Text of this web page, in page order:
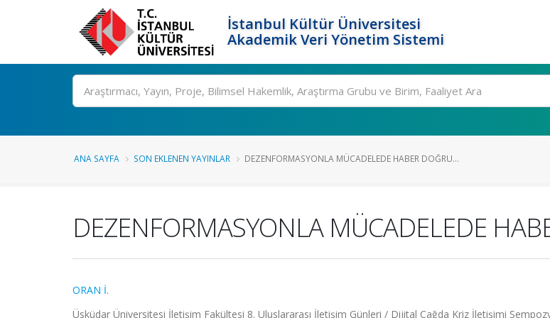
İstanbul Kültür Üniversitesi
Akademik Veri Yönetim Sistemi
Ara
ANA SAYFA SON EKLENEN YAYINLAR DEZENFORMASYONLA MÜCADELEDE HABER DOĞRU...
DEZENFORMASYONLA MÜCADELEDE
ORAN İ.
Üsküdar Üniversitesi İletişim Fakültesi 8. Uluslararası İletişim Günleri / Dijital Çağda Kriz İletişimi